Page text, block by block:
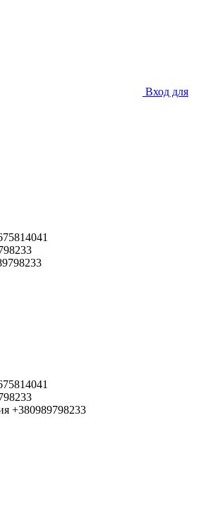
Вход для
+380989798233